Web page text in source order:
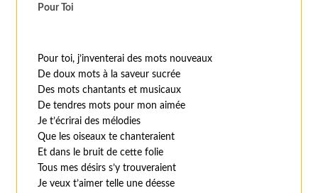
Pour Toi
Pour toi, j’inventerai des mots nouveaux
De doux mots à la saveur sucrée
Des mots chantants et musicaux
De tendres mots pour mon aimée
Je t’écrirai des mélodies
Que les oiseaux te chanteraient
Et dans le bruit de cette folie
Tous mes désirs s’y trouveraient
Je veux t’aimer telle une déesse